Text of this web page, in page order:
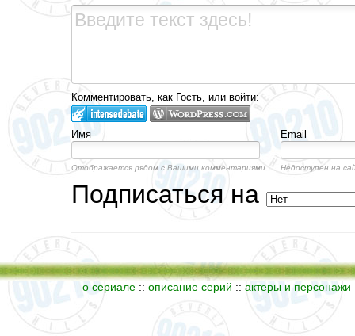
Комментировать, как Гость, или войти:
Имя Email
Отображается рядом с Вашими комментариями Недоступен на
Подписаться на
о сериале:: описание серий :: актеры и персонажи